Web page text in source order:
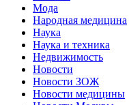
Мода
Народная медицина
Наука
Наука и техника
Недвижимость
Новости
Новости ЗОЖ
Новости медицины